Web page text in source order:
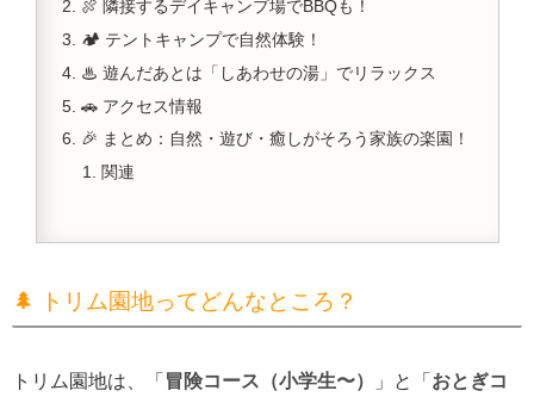
🍖 隣接するデイキャンプ場でBBQも！
🏕️ テントキャンプで自然体験！
♨ 遊んだあとは「しあわせの湯」でリラックス
🚗 アクセス情報
🎉 まとめ：自然・遊び・癒しがそろう家族の楽園！
関連
🌲 トリム園地ってどんなところ？
トリム園地は、「 冒険コース（小学生〜） 」と「 おとぎコ